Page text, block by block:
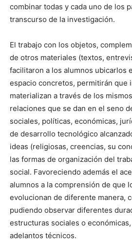
combinar todas y cada uno de los
transcurso de la investigación.
El trabajo con los objetos,
de otros materiales (textos,
facilitaron a los alumnos ubicarlos
espacio concretos, permitirán que
materializan a través de los
relaciones que se dan en el seno
sociales, políticas, económicas,
de desarrollo tecnológico
ideas (religiosas, creencias, su
las formas de organización del
social. Favoreciendo además el
alumnos a la comprensión de que
evolucionan de diferente manera,
pudiendo observar diferentes
estructuras sociales o
adelantos técnicos.